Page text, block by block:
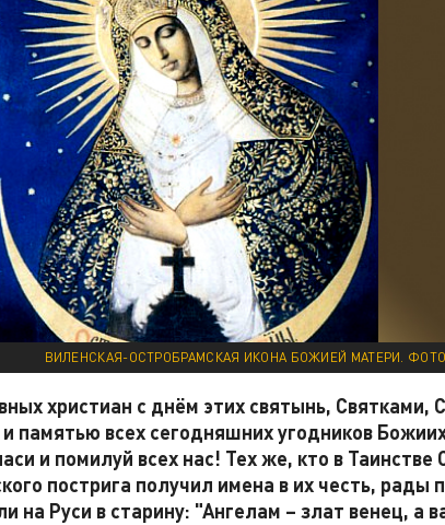
ВИЛЕНСКАЯ-ОСТРОБРАМСКАЯ ИКОНА БОЖИЕЙ МАТЕРИ. ФОТО:
христиан с днём этих святынь, Святками,
памятью всех сегодняшних угодников
и помилуй всех нас! Тех же, кто в Таинстве
пострига получил имена в их честь, рады
на Руси в старину: "Ангелам – злат венец, а